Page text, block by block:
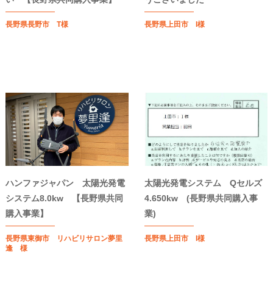
長野県長野市 T様 長野県上田市 I様
ハンファジャパン 太陽光発電
システム8.0kw 【長野県共同
購入事業】
長野県東御市 リハビリサロン夢里
逢 様
太陽光発電システム Qセルズ
4.650kw (長野県共同購入事
業)
長野県上田市 I様